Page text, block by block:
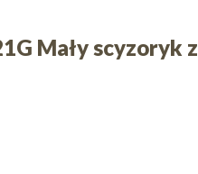
Mały scyzoryk z